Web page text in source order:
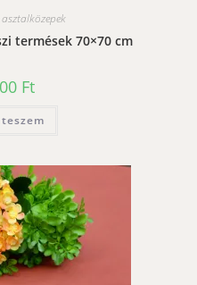
termések 70×70 cm
Ft